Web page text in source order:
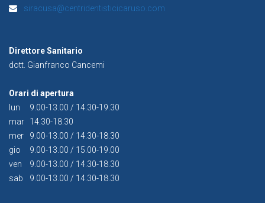
siracusa@centridentisticicaruso.com
Direttore Sanitario
dott. Gianfranco Cancemi
Orari di apertura
lun
9.00-13.00 / 14.30-19.30
mar
14.30-18.30
mer
9.00-13.00 / 14.30-18.30
gio
9.00-13.00 / 15.00-19.00
ven
9.00-13.00 / 14.30-18.30
sab
9.00-13.00 / 14.30-18.30